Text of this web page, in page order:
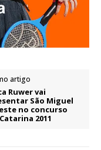
artigo
Ruwer vai
São Miguel
no concurso
2011